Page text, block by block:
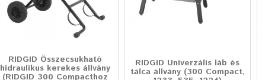
RIDGID Összecsukható
hidraulikus kerekes állvány
(RIDGID 300 Compacthoz
RIDGID Univerzális láb és
tálca állvány (300 Compact,